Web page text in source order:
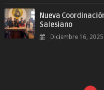
Nueva
Salesiano
Diciembre 16, 2025